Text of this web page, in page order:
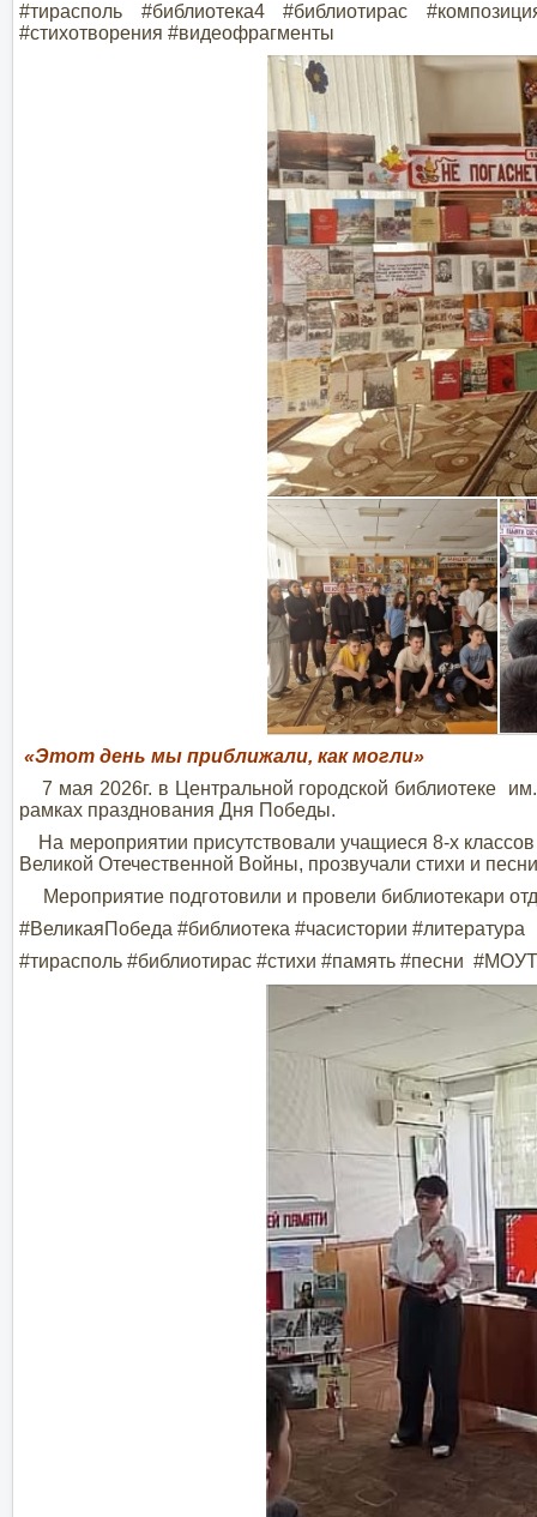
#тирасполь #библиотека4 #библиотирас
#стихотворения #видеофрагменты
«Этот день мы приближали, как могли»
7 мая 2026г. в Центральной городской библиотеке
рамках празднования Дня Победы.
На мероприятии присутствовали учащиеся 8-х
Великой Отечественной Войны, прозвучали стихи и
Мероприятие подготовили и провели библиотекари
#ВеликаяПобеда #библиотека #часистории #литература
#тирасполь #библиотирас #стихи #память #песни